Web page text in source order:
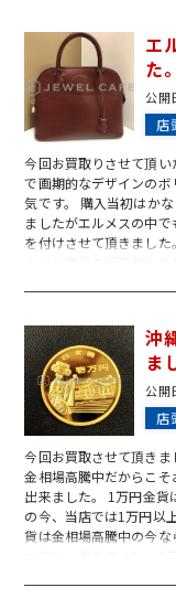
1点から承っております
す。 スタッフ一同ご来
エ
た。
公開
店
今回お買取りさせて頂
で画期的なデザインの
気です。 購入当初はか
ましたがエルメスの中
を付けさせて頂きまし
ルメス商品の買取強化
りくださいませ。 査定
ます。
沖
ま
公開
店
今回お買取させて頂きま
金相場高騰中だからこ
出来ました。 1万円金貨
の今、当店では1万円以
貨は金相場高騰中の今
ェでは、海外コイン、
強化中です。 この機会